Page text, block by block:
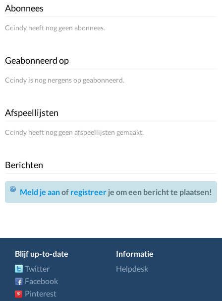
Abonnees
Ccindy heeft nog geen abonnees.
Geabonneerd op
Ccindy is nog nergens op geabonneerd.
Afspeellijsten
Ccindy heeft nog geen afspeellijsten gemaakt.
Berichten
Meld je aanof registreer je om een bericht te plaatsen!
Blijf up-to-date
Twitter
Facebook
Pinterest
Informatie
Helpdesk